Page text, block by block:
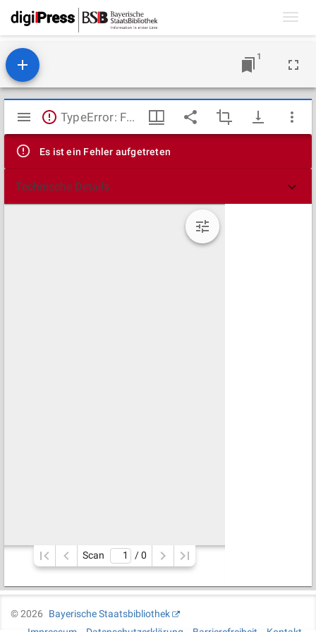
1
Mirador
Viewer
TypeError: Failed to fetch
Es ist ein Fehler aufgetreten
Technische Details
Scan / 0
©2026
Bayerische Staatsbibliothek